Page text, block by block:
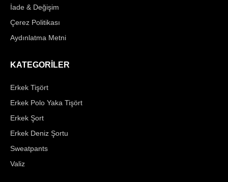
İade & Değişim
Çerez Politikası
Aydınlatma Metni
KATEGORİLER
Erkek Tişört
Erkek Polo Yaka Tişört
Erkek Şort
Erkek Deniz Şortu
Sweatpants
Valiz